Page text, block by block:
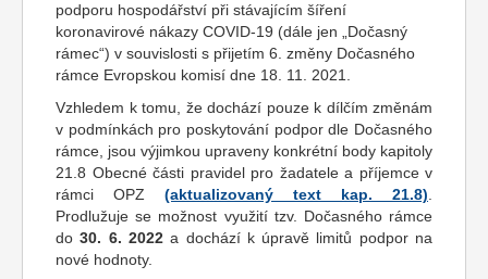
podporu hospodářství při stávajícím šíření
koronavirové nákazy COVID-19 (dále jen „Dočasný
rámec“) v souvislosti s přijetím 6. změny Dočasného
rámce Evropskou komisí dne 18. 11. 2021.
Vzhledem k tomu, že dochází pouze k dílčím změnám
v podmínkách pro poskytování podpor dle Dočasného
rámce, jsou výjimkou upraveny konkrétní body kapitoly
21.8 Obecné části pravidel pro žadatele a příjemce v
rámci OPZ (aktualizovaný text kap. 21.8)
Prodlužuje se možnost využití tzv. Dočasného rámce
do30. 6. 2022a dochází k úpravě limitů podpor na
nové hodnoty.